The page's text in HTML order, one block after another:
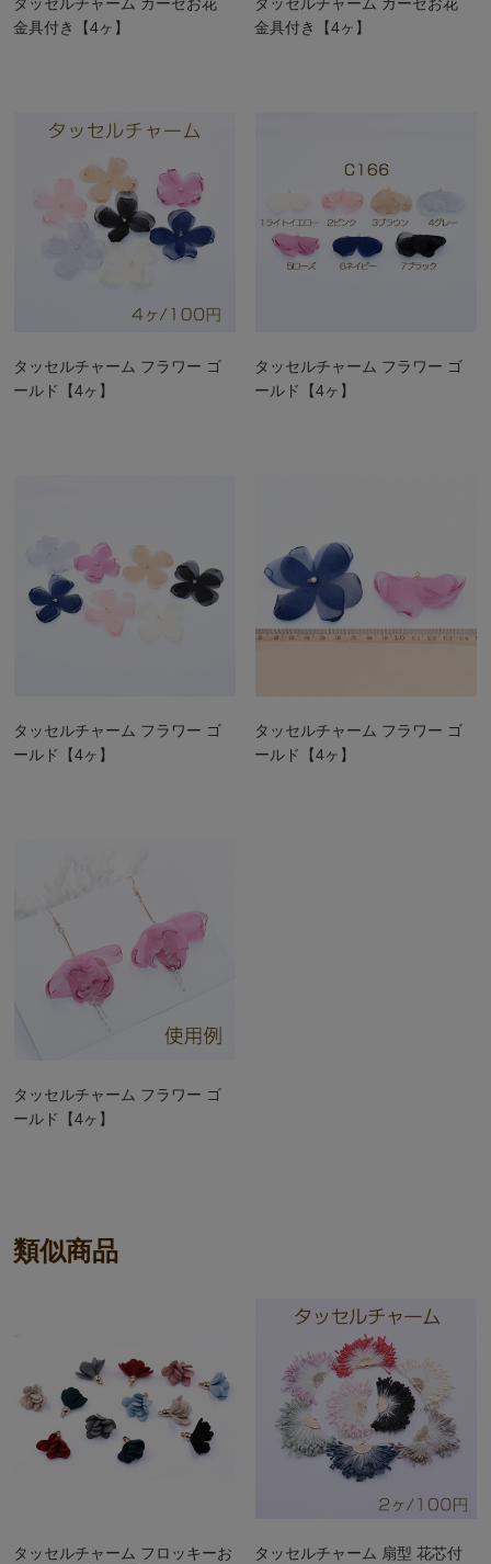
金具付き【4ヶ】
金具付き【4ヶ】
タッセルチャーム フラワー ゴ
ールド【4ヶ】
タッセルチャーム フラワー ゴ
ールド【4ヶ】
タッセルチャーム フラワー ゴ
ールド【4ヶ】
タッセルチャーム フラワー ゴ
ールド【4ヶ】
タッセルチャーム フラワー ゴ
ールド【4ヶ】
類似商品
タッセルチャーム フロッキーお
タッセルチャーム 扇型 花芯付